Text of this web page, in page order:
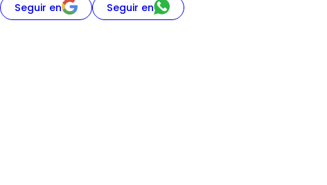
Seguir en Seguir en